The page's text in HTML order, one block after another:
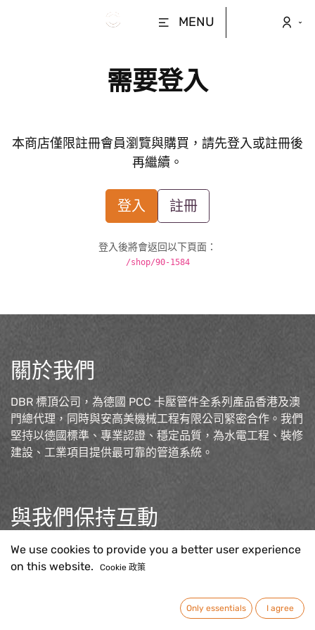
MENU
需要登入
本商店僅限註冊會員瀏覽與購買，請先登入或註冊後
再繼續。
登入 註冊
登入後將會返回以下頁面：
/shop/90-1584
關於我們
DBR 標頂公司，為德國 PCC 卡壓管件全系列產品香港及澳
門總代理，同時與安高美機械工程有限公司緊密合作。我們
堅持以德國標準、專業認證、穩定品質，為水電工程、裝修
建設、工業項目提供最可靠的管道系統。
與我們保持互動
聯絡我們
sales@pcc-press.com.h
We use cookies to provide you a better user experience
on this website.
Cookie 政策
Only essentials I agree